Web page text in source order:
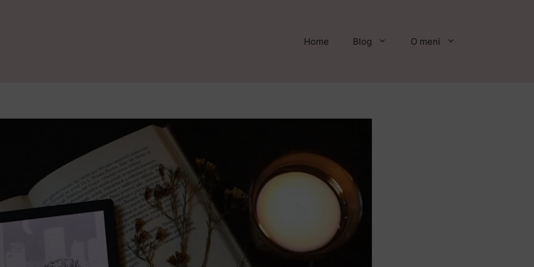
Home Blog O meni